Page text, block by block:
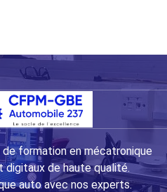
formation en mécatronique
de haute qualité.
auto avec nos experts.